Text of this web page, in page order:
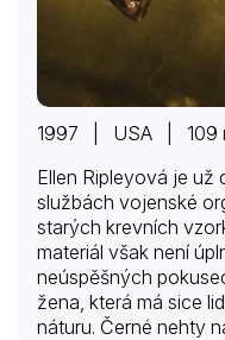
1997 | USA | 109
Ellen Ripleyová je už
službách vojenské
starých krevních
materiál však není
neúspěšných
žena, která má sice
náturu. Černé nehty